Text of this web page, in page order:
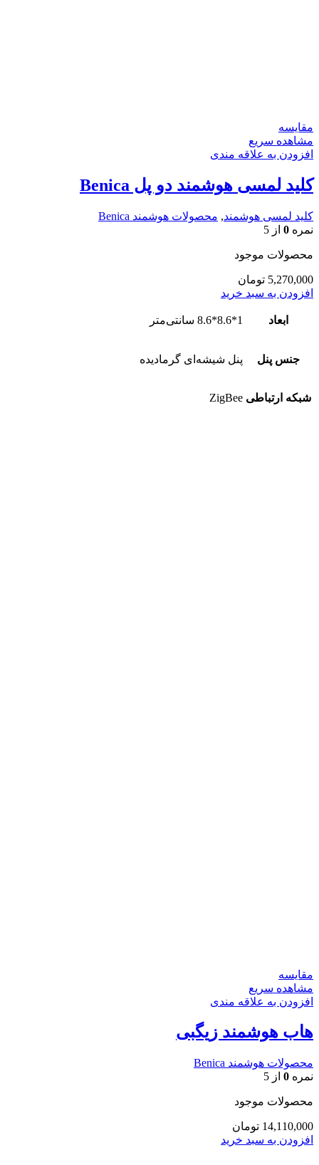
مقایسه
مشاهده سریع
افزودن به علاقه مندی
کلید لمسی هوشمند دو پل Benica
کلید لمسی هوشمند, محصولات هوشمند Benica
نمره 0 از 5
محصولات موجود
5,270,000 تومان
افزودن به سبد خرید
ابعاد 1*8.6*8.6 سانتی‌متر
جنس پنل پنل شیشه‌ای گرمادیده
شبکه ارتباطی ZigBee
مقایسه
مشاهده سریع
افزودن به علاقه مندی
هاب هوشمند زیگبی
محصولات هوشمند Benica
نمره 0 از 5
محصولات موجود
14,110,000 تومان
افزودن به سبد خرید